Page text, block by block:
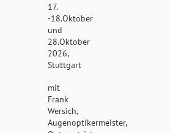
17.
-18.Oktober
und
28.Oktober
2026,
Stuttgart
mit
Frank
Wersich,
Augenoptikermeister,